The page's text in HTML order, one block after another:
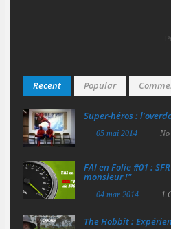
Recent Popular
Super‑héros :
05 mai 2014 No
FAI en Folie #01 :
monsieur !"
04 mar 2014 1
The Hobbit :